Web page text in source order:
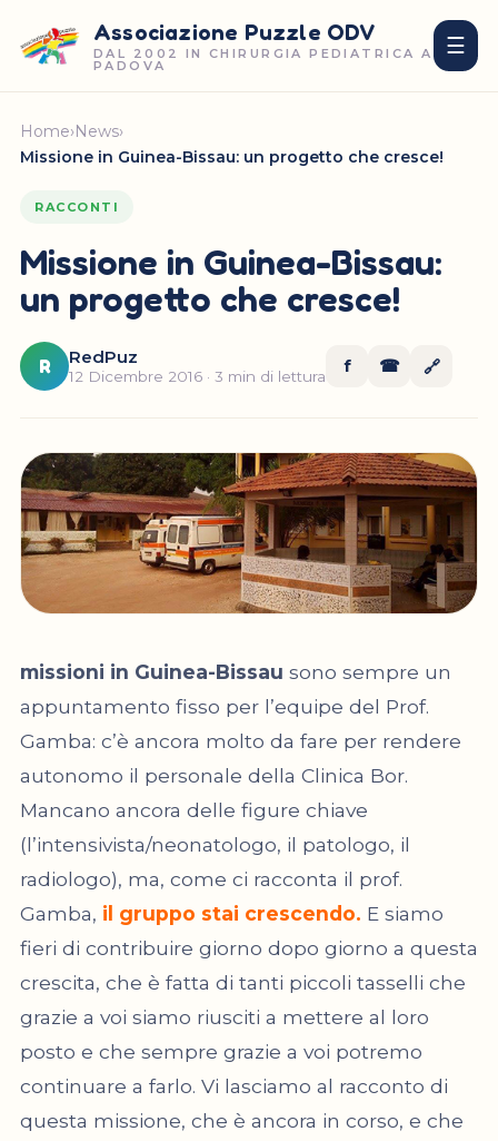
Associazione Puzzle ODV
DAL 2002 IN CHIRURGIA PEDIATRICA A
PADOVA
☰
Home›News›
Missione in Guinea-Bissau: un progetto che cresce!
RACCONTI
Missione in Guinea-Bissau:
un progetto che cresce!
R RedPuz
12 Dicembre 2016 · 3 min di lettura f ☎ 🔗
missioni in Guinea-Bissau sono sempre un
appuntamento fisso per l’equipe del Prof.
Gamba: c’è ancora molto da fare per rendere
autonomo il personale della Clinica Bor.
Mancano ancora delle figure chiave
(l’intensivista/neonatologo, il patologo, il
radiologo), ma, come ci racconta il prof.
Gamba, il gruppo stai crescendo. E siamo
fieri di contribuire giorno dopo giorno a questa
crescita, che è fatta di tanti piccoli tasselli che
grazie a voi siamo riusciti a mettere al loro
posto e che sempre grazie a voi potremo
continuare a farlo. Vi lasciamo al racconto di
questa missione, che è ancora in corso, e che